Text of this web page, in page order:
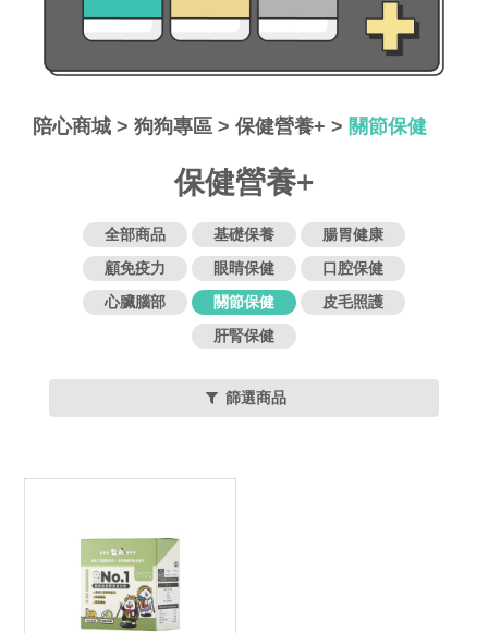
陪心商城 > 狗狗專區 > 保健營養+ > 關節保健
保健營養+
全部商品 基礎保養
腸胃健康
顧免疫力
眼睛保健
口腔保健
心臟腦部
關節保健
皮毛照護
肝腎保健
篩選商品